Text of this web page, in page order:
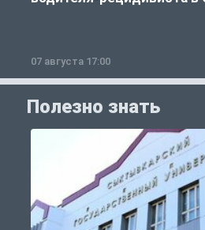
07 августа 17:00
Полезно знать